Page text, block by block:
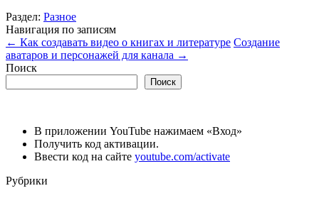
Раздел: Разное
Навигация по записям
← Как создавать видео о книгах и литературе Создание
аватаров и персонажей для канала →
Поиск
Поиск
В приложении YouTube нажимаем «Вход»
Получить код активации.
Ввести код на сайте youtube.com/activate
Рубрики